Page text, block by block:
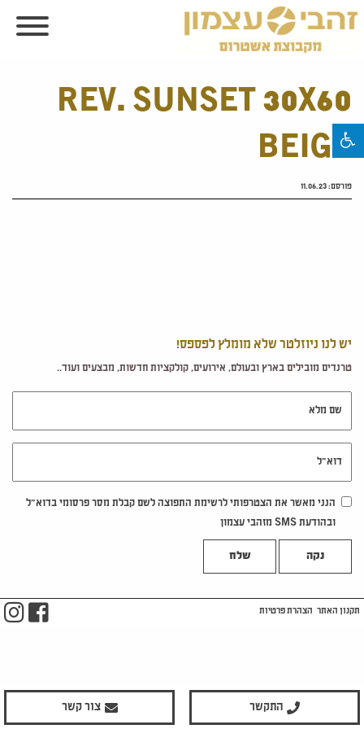
REV. SUNSET 30X60
BEIGE
פורסם:11.06.23
יש לנו ניוזלטר שלא מומלץ לפספס!
טרנדים מובילים בארץ ובעולם, אירועים, קולקציות חדשות, מבצעים ועוד..
הנני מאשר את הצטרפותי לרשימת התפוצה לשם קבלת מסר פרסומי בדוא"ל
ובהודעת SMS מזהבי עצמון
נקה
התקשר צור קשר
תקנון האתר הצהרת פרטיות